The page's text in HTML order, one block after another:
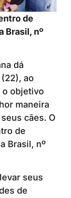
de
Brasil, nº
dá
ao
o objetivo
maneira
cães. O
de
Brasil, nº
seus
de